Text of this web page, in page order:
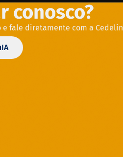
conosco?
e fale diretamente com a Cedelin